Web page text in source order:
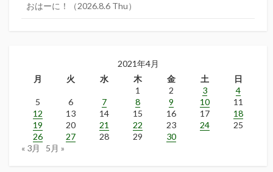
おはーに！（2026.8.6 Thu）
2021年4月
月
火 水 木 金 土
日
1
2 3
4
5
6 7 8 9 10
11
12
13 14 15 16 17
18
19
20 21 22 23 24
25
26
27 28 29
30
« 3月
5月 »